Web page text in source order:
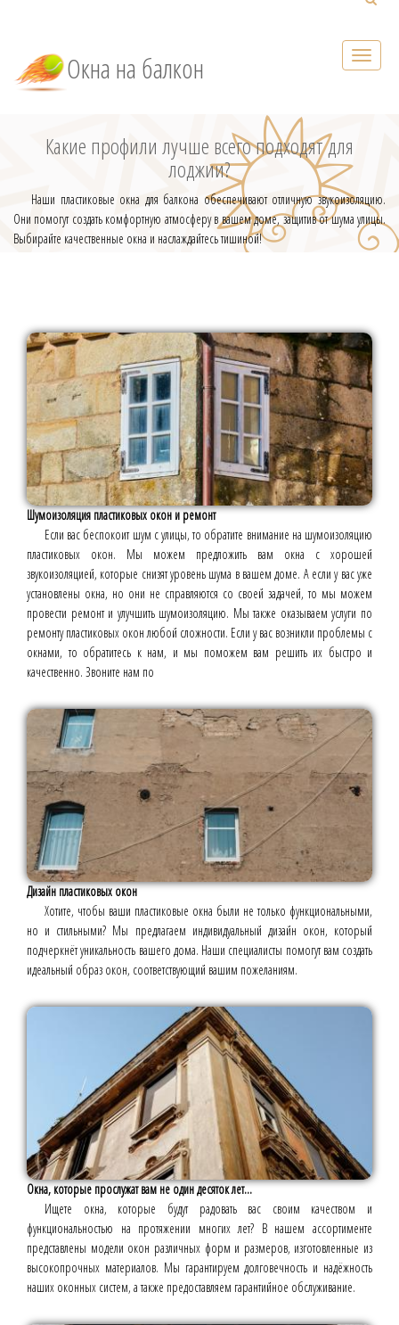
Окна на балкон
Какие профили лучше всего подходят для
лоджии?
Наши пластиковые окна для балкона обеспечивают отличную звукоизоляцию.
Они помогут создать комфортную атмосферу в вашем доме, защитив от шума улицы.
Выбирайте качественные окна и наслаждайтесь тишиной!
Шумоизоляция пластиковых окон и ремонт
Если вас беспокоит шум с улицы, то обратите внимание на шумоизоляцию
пластиковых окон. Мы можем предложить вам окна с хорошей
звукоизоляцией, которые снизят уровень шума в вашем доме. А если у вас уже
установлены окна, но они не справляются со своей задачей, то мы можем
провести ремонт и улучшить шумоизоляцию. Мы также оказываем услуги по
ремонту пластиковых окон любой сложности. Если у вас возникли проблемы с
окнами, то обратитесь к нам, и мы поможем вам решить их быстро и
качественно. Звоните нам по
Дизайн пластиковых окон
Хотите, чтобы ваши пластиковые окна были не только функциональными,
но и стильными? Мы предлагаем индивидуальный дизайн окон, который
подчеркнёт уникальность вашего дома. Наши специалисты помогут вам создать
идеальный образ окон, соответствующий вашим пожеланиям.
Окна, которые прослужат вам не один десяток лет...
Ищете окна, которые будут радовать вас своим качеством и
функциональностью на протяжении многих лет? В нашем ассортименте
представлены модели окон различных форм и размеров, изготовленные из
высокопрочных материалов. Мы гарантируем долговечность и надёжность
наших оконных систем, а также предоставляем гарантийное обслуживание.